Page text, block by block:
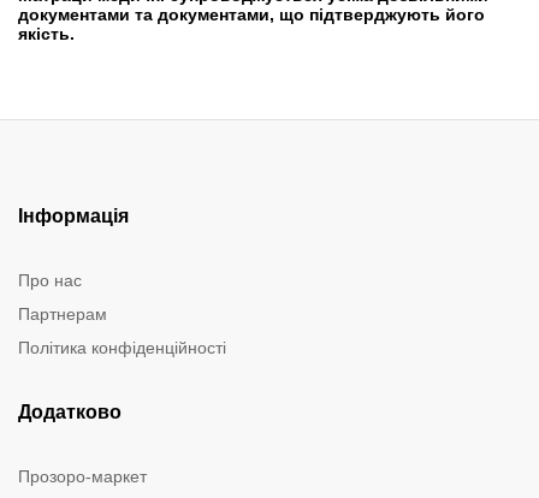
документами та документами, що підтверджують його
якість.
Інформація
Про нас
Партнерам
Політика конфіденційності
Додатково
Прозоро-маркет